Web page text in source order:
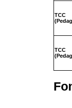
TCC
TCC